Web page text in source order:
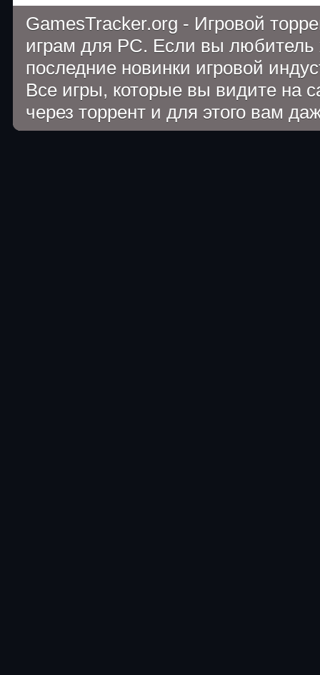
GamesTracker.org - Игровой
играм для PC. Если вы
последние новинки игровой
Все игры, которые вы видите на
через торрент и для этого вам